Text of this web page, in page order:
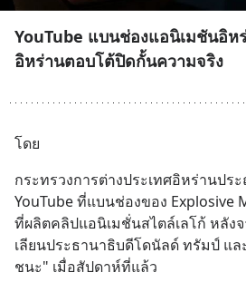
YouTube แบนช่องแอนิเมชันอิห
อิหร่านตอบโต้ปิดกั้นความจริง
โดย
กระทรวงการต่างประเทศอิหร่านปร
YouTube ที่แบนช่องของ Explosive
ที่ผลิตคลิปแอนิเมชั่นสไตล์เลโก้ หลัง
เลียนประธานาธิบดีโดนัลด์ ทรัมป์ แ
ชนะ" เมื่อสัปดาห์ที่แล้ว